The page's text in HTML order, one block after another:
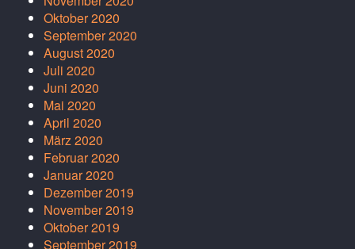
Oktober 2020
September 2020
August 2020
Juli 2020
Juni 2020
Mai 2020
April 2020
März 2020
Februar 2020
Januar 2020
Dezember 2019
November 2019
Oktober 2019
September 2019